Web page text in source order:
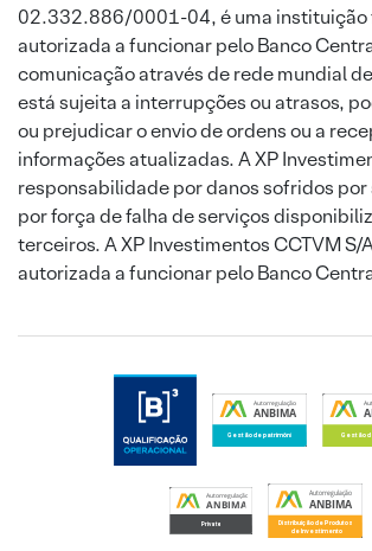
02.332.886/0001-04, é uma instituição
autorizada a funcionar pelo Banco
comunicação através de rede mundial
está sujeita a interrupções ou atrasos,
ou prejudicar o envio de ordens ou a
informações atualizadas. A XP
responsabilidade por danos sofridos por
por força de falha de serviços
terceiros. A XP Investimentos CCTVM S/
autorizada a funcionar pelo Banco